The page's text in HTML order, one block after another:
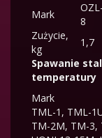
Mark
OZL-
8
Zużycie,
kg
1,7
Spawanie
temperatury
Mark
TML-1, TML-
TM-2M, TM-3,